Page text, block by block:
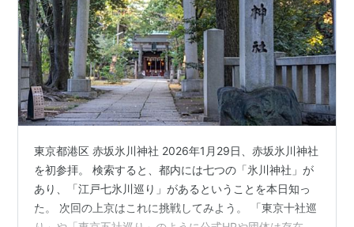
東京都港区 赤坂氷川神社 2026年1月29日、赤坂氷川神社
を初参拝。 検索すると、都内には七つの「氷川神社」が
あり、「江戸七氷川巡り」があるということを本日知っ
た。 次回の上京はこれに挑戦してみよう。 「東京十社巡